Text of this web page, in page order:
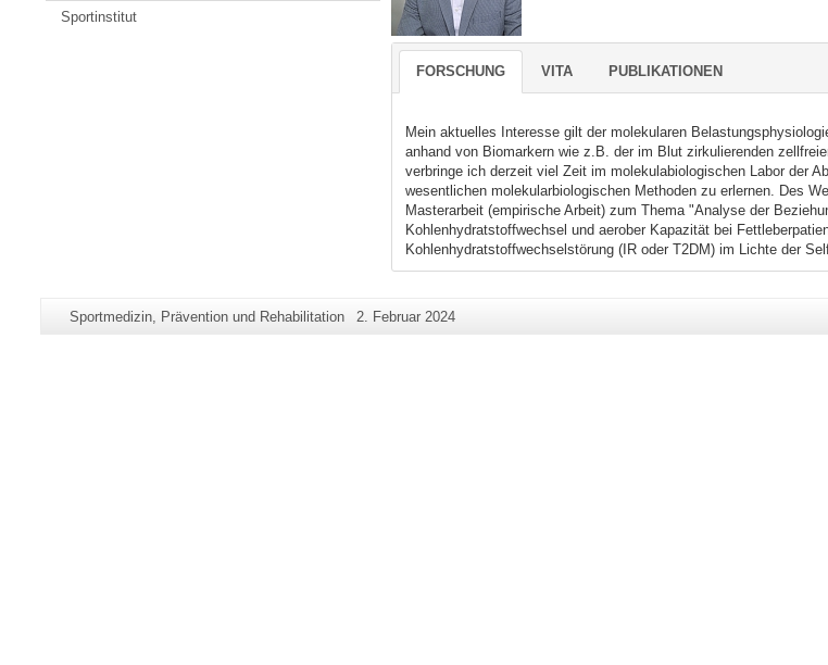
Sportinstitut
FORSCHUNG VITA PUBLIKATIONEN
Mein aktuelles Interesse gilt der molekularen
anhand von Biomarkern wie z.B. der im Blut zirkulierenden
verbringe ich derzeit viel Zeit im molekulabiologischen Labor der
wesentlichen molekularbiologischen Methoden zu erlernen. Des
Masterarbeit (empirische Arbeit) zum Thema "Analyse der
Kohlenhydratstoffwechsel und aerober Kapazität bei
Kohlenhydratstoffwechselstörung (IR oder T2DM) im Lichte der
Zusätzliche
Seiten-
Sportmedizin, Prävention und Rehabilitation
Letzte
2. Februar 2024